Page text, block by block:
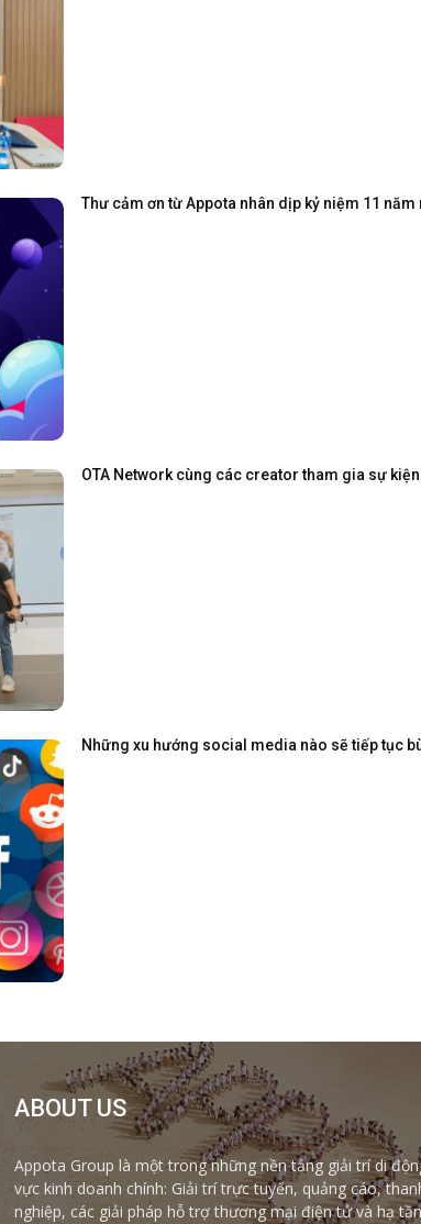
Thư cảm ơn từ Appota nhân dịp kỷ niệm 11
OTA Network cùng các creator tham gia sự
Những xu hướng social media nào sẽ tiếp tục
ABOUT US
Appota Group là một trong những nền tảng giải trí di
vực kinh doanh chính: Giải trí trực tuyến, quảng cáo,
nghiệp, các giải pháp hỗ trợ thương mại điện tử và hạ